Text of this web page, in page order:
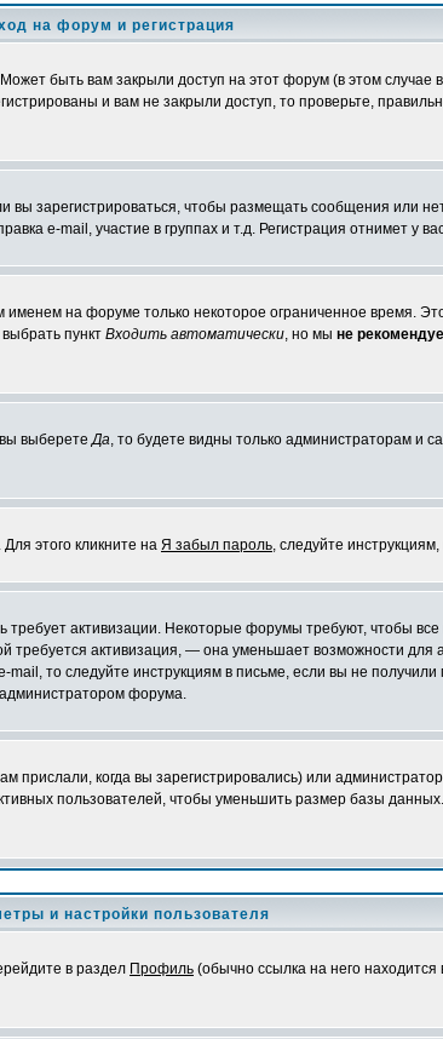
на форум и регистрация
быть вам закрыли доступ на этот форум (в этом случае
и вам не закрыли доступ, то проверьте,
зарегистрироваться, чтобы размещать сообщения или
e-mail, участие в группах и т.д. Регистрация отнимет у
именем на форуме только некоторое ограниченное время.
пункт Входить автоматически, но мы не
выберетеДа, то будете видны только администраторам и
этого кликните на Я забыл пароль, следуйте
активизации. Некоторые форумы требуют, чтобы
требуется активизация, — она уменьшает возможности
то следуйте инструкциям в письме, если вы не
форума.
когда вы зарегистрировались) или
пользователей, чтобы уменьшить размер базы
и настройки пользователя
в раздел Профиль (обычно ссылка на него